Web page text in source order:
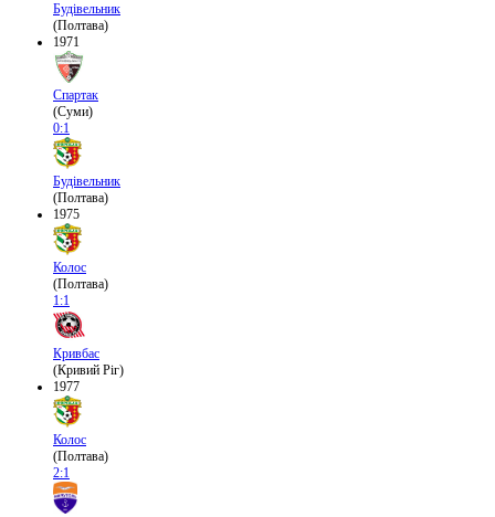
Будівельник
(Полтава)
1971
Спартак
(Суми)
0:1
Будівельник
(Полтава)
1975
Колос
(Полтава)
1:1
Кривбас
(Кривий Ріг)
1977
Колос
(Полтава)
2:1